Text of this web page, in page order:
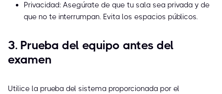
Privacidad: Asegúrate de que tu sala sea privada y de
que no te interrumpan. Evita los espacios públicos.
3. Prueba del equipo antes del
examen
Utilice la prueba del sistema proporcionada por el